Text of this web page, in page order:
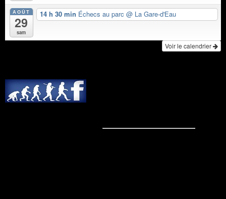
AOÛT
29
sam
14 h 30 min Échecs au parc @ La Gare-d'Eau
Voir le calendrier